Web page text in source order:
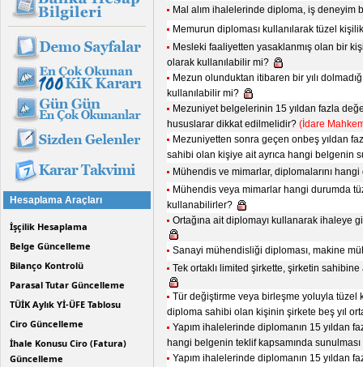
Hesaplama Araçları
İşçilik Hesaplama
Belge Güncelleme
Bilanço Kontrolü
Parasal Tutar Güncelleme
TÜİK Aylık Yİ-ÜFE Tablosu
Ciro Güncelleme
İhale Konusu Ciro (Fatura)
Güncelleme
Mal alım ihalelerinde diploma, iş deneyim
Memurun diploması kullanılarak tüzel
Mesleki faaliyetten yasaklanmış olan bir
olarak kullanılabilir mi?
Mezun olunduktan itibaren bir yılı
kullanılabilir mi?
Mezuniyet belgelerinin 15 yıldan fazla
hususlarar dikkat edilmelidir? (İdare
Mezuniyetten sonra geçen onbeş yıldan
sahibi olan kişiye ait ayrıca hangi belgenin
Mühendis ve mimarlar, diplomalarını
Mühendis veya mimarlar hangi durumda
kullanabilirler?
Ortağına ait diplomayı kullanarak ihaleye
Sanayi mühendisliği diploması, makine
Tek ortaklı limited şirkette, şirketin
Tür değiştirme veya birleşme yoluyla tüzel
diploma sahibi olan kişinin şirkete beş yıl
Yapım ihalelerinde diplomanın 15 yıldan
hangi belgenin teklif kapsamında
Yapım ihalelerinde diplomanın 15 yıldan